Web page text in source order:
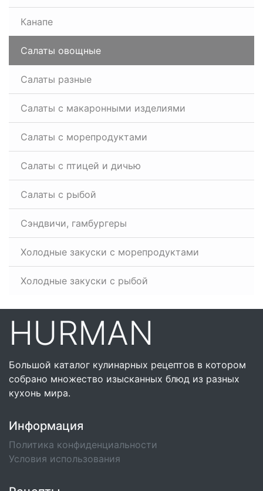
Канапе
Салаты овощные
Салаты разные
Салаты с макаронными изделиями
Салаты с морепродуктами
Салаты с птицей и дичью
Салаты с рыбой
Сэндвичи, гамбургеры
Холодные закуски с морепродуктами
Холодные закуски с рыбой
HURMAN
Большой каталог кулинарных рецептов в котором
собрано множество изысканных блюд из разных
кухонь мира.
Информация
Политика конфиденциальности
Условия использования